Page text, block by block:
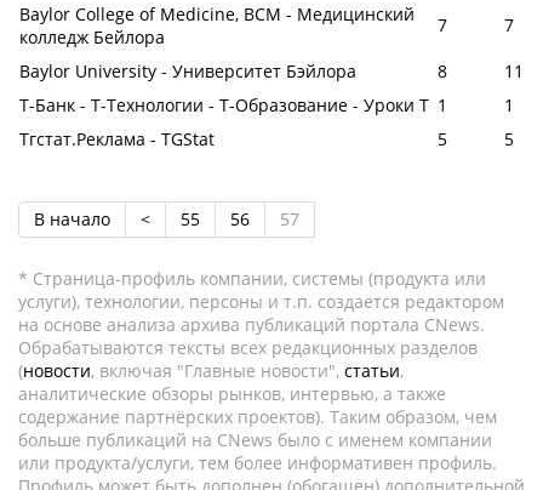
Baylor College of Medicine, BCM - Медицинский
колледж Бейлора
7
7
Baylor University - Университет Бэйлора
8
11
Т-Банк - Т-Технологии - Т-Образование - Уроки Т 1
1
Тгстат.Реклама - TGStat
5 5
В начало < 55 56 57
* Страница-профиль компании, системы (продукта или
услуги), технологии, персоны и т.п. создается редактором
на основе анализа архива публикаций портала CNews.
Обрабатываются тексты всех редакционных разделов
(новости, включая "Главные новости", статьи,
аналитические обзоры рынков, интервью, а также
содержание партнёрских проектов). Таким образом, чем
больше публикаций на CNews было с именем компании
или продукта/услуги, тем более информативен профиль.
Профиль может быть дополнен (обогащен) дополнительной